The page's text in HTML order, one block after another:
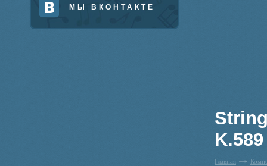
МЫ ВКОНТАКТЕ
Главная